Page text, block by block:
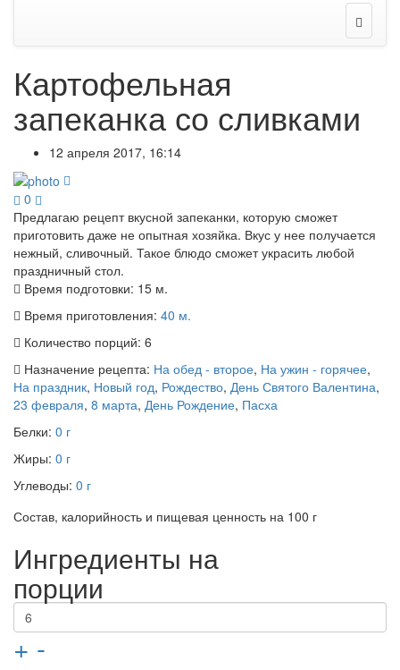
Картофельная
запеканка со сливками
12 апреля 2017, 16:14
0
Предлагаю рецепт вкусной запеканки, которую сможет
приготовить даже не опытная хозяйка. Вкус у нее получается
нежный, сливочный. Такое блюдо сможет украсить любой
праздничный стол.
Время подготовки: 15 м.
Время приготовления: 40 м.
Количество порций: 6
Назначение рецепта: На обед - второе, На ужин - горячее,
На праздник, Новый год, Рождество, День Святого Валентина,
23 февраля, 8 марта, День Рождение, Пасха
Белки: 0 г
Жиры: 0 г
Углеводы: 0 г
Состав, калорийность и пищевая ценность на 100 г
Ингредиенты на
порции
+ -